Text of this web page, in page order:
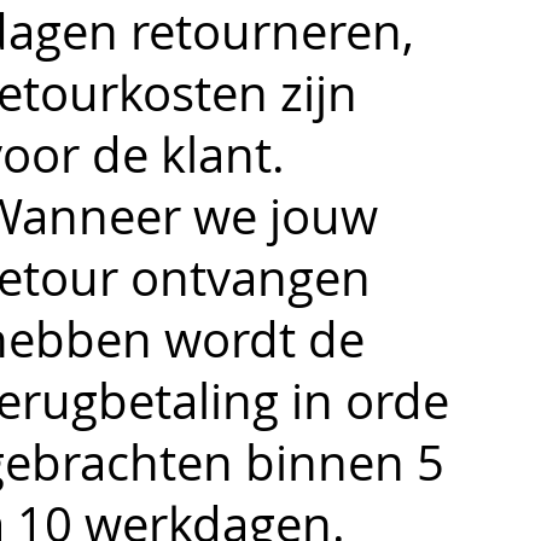
retourneren,
zijn
de klant.
we jouw
ontvangen
wordt de
in orde
binnen 5
10 werkdagen.